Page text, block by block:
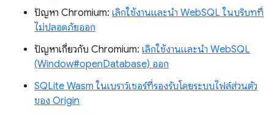
ปัญหา Chromium: เลิกใช้งานและนํา WebSQL ในบริบทที่
ไม่ปลอดภัยออก
ปัญหาเกี่ยวกับ Chromium: เลิกใช้งานและนำ WebSQL
(Window#openDatabase) ออก
SQLite Wasm ในเบราว์เซอร์ที่รองรับโดยระบบไฟล์ส่วนตัว
ของ Origin